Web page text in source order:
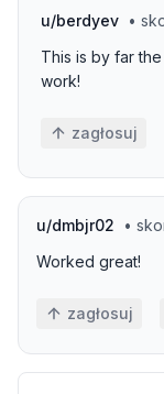
u/berdyev •
This is by far
work!
zagłosuj
u/dmbjr02 •
Worked great!
zagłosuj